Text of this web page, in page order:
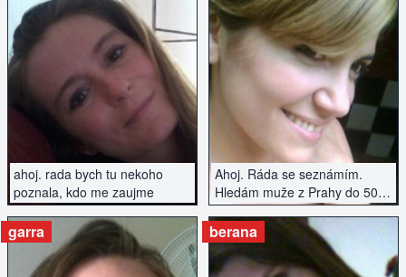
ahoj. rada bych tu nekoho
poznala, kdo me zaujme
ZOBRAZIT INZERÁT
Ahoj. Ráda se seznámím.
Hledám muže z Prahy do 50
let. Napiš a neboj se změnit si
život....
ZOBRAZIT INZERÁT
garra berana